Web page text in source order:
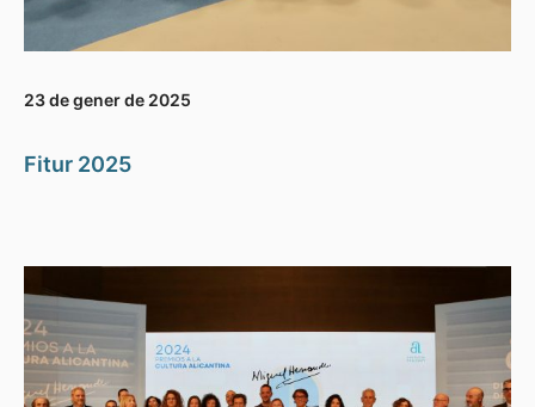
23 de gener de 2025
Fitur 2025